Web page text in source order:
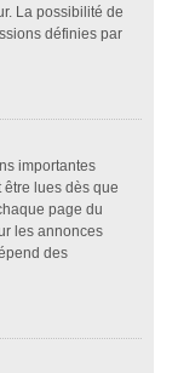
La possibilité de
définies par
importantes
lues dès que
page du
les annonces
des